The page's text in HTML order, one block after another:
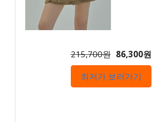
215,700원 86,300원
최저가 보러가기